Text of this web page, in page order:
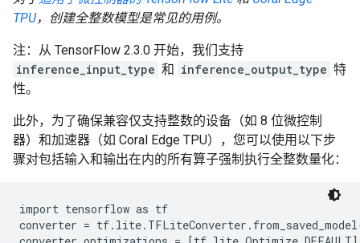
TPU，创建全整数模型是常见的用例。
注：从 TensorFlow 2.3.0 开始，我们支持
inference_input_type 和 inference_output_type 特
性。
此外，为了确保兼容仅支持整数的设备（如 8 位微控制
器）和加速器（如 Coral Edge TPU），您可以使用以下步
骤对包括输入和输出在内的所有算子强制执行全整数量化：
import tensorflow as tf
converter =